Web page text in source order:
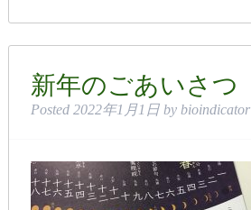
新年のごあいさつ
Posted 2022年1月1日 by bioindicator